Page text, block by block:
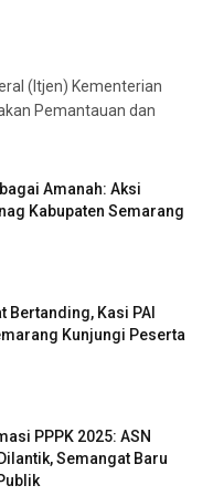
(Itjen) Kementerian
Pemantauan dan
Amanah: Aksi
Kabupaten Semarang
Bertanding, Kasi PAI
Kunjungi Peserta
PPPK 2025: ASN
Semangat Baru